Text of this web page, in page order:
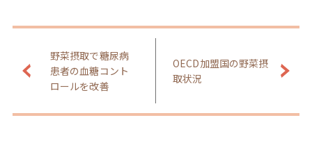
野菜摂取で糖尿病
患者の血糖コント
ロールを改善
OECD加盟国の野菜摂
取状況